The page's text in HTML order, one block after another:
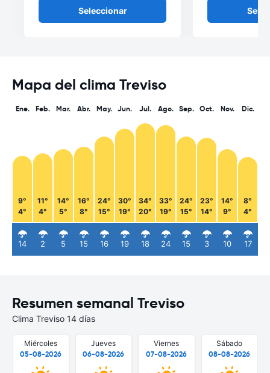
Seleccionar
Mapa del clima Treviso
Ene.
9°
4°
14
Feb.
11°
4°
2
Mar.
14°
5°
5
Abr.
16°
8°
15
May.
24°
15°
16
Jun.
30°
19°
19
Jul.
34°
20°
18
Ago.
33°
19°
24
Sep.
24°
15°
15
Oct.
23°
14°
3
Nov.
14°
9°
10
Dic.
8°
4°
17
Resumen semanal Treviso
Clima Treviso 14 días
Miércoles
05-08-2026
Jueves
06-08-2026
Viernes
07-08-2026
Sábado
08-08-2026